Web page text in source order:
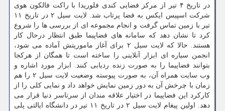
در تاریخ ۴ تیر از مركز فضایی كندی فلوریدا با راكت فالكون هوی
شركت اسپیس ایكس به فضا پرتاب شد. لایت سیل ۲ در تاریخ ۱۱
تیر با زمین تماس گرفت و انجام مجموعه ای از بررسی ها را شروع
كرد تا نشان دهد كه سامانه های فضاپیما طبق انتظار درحال كار
هستند. حالا كه لایت سیل ۲ برای آغاز ماموریتش آماده می شود،
انجمن سیاره ای ابزار آنلاینی را ساخته است تا همگان از هركجا
بتوانند فضاپیما را به صورت زنده ردیابی كنند. ابزار مورد اشاره و
وب سایت همراه آن، به صورت پیوسته وضعیت لایت سیل ۲ را هم
زمان با چرخش آن به دور زمین نمایش خواهد داد و نمایی كلی را از
كاركرد این فضاپیما در اختیار علاقه مندان از سرتاسر دنیا قرار می
دهد. اولین پیغام لایت سیل ۲ در تاریخ ۱۱ تیر در دانشگاه ایالتی پلی